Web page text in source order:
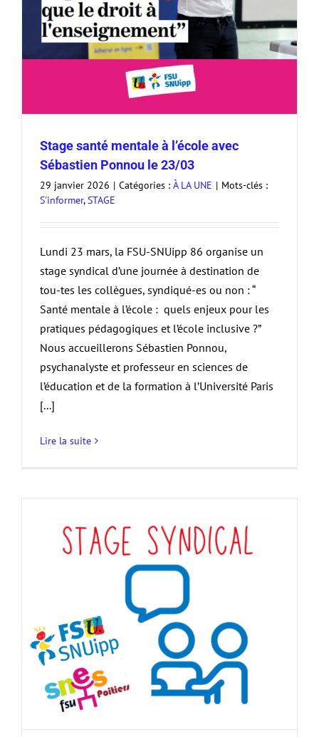
Stage santé mentale à l’école avec
Sébastien Ponnou le 23/03
29 janvier 2026 | Catégories : À LA UNE | Mots-clés :
S'informer,STAGE
Lundi 23 mars, la FSU-SNUipp 86 organise un
stage syndical d’une journée à destination de
tou-tes les collègues, syndiqué-es ou non : “
Santé mentale à l’école : quels enjeux pour les
pratiques pédagogiques et l’école inclusive ?”
Nous accueillerons Sébastien Ponnou,
psychanalyste et professeur en sciences de
l’éducation et de la formation à l’Université Paris
[...]
Lire la suite